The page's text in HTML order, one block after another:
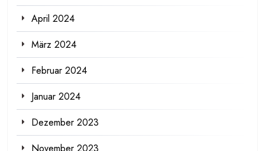
April 2024
März 2024
Februar 2024
Januar 2024
Dezember 2023
November 2023